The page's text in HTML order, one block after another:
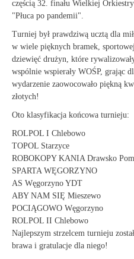
częścią 32. finału Wielkiej
"Płuca po pandemii".
Turniej był prawdziwą ucztą dla
w wiele pięknych bramek,
dziewięć drużyn, które
wspólnie wspierały WOŚP, grając
wydarzenie zaowocowało piękną
złotych!
Oto klasyfikacja końcowa turnieju:
ROLPOL I Chlebowo
TOPOL Starzyce
ROBOKOPY KANIA Drawsko
SPARTA WĘGORZYNO
AS Węgorzyno YDT
ABY NAM SIĘ Mieszewo
POCIĄGOWO Węgorzyno
ROLPOL II Chlebowo
Najlepszym strzelcem turnieju
brawa i gratulacje dla niego!